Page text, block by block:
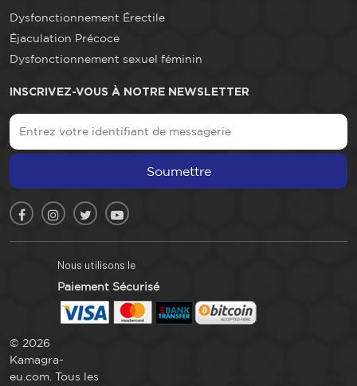
Dysfonctionnement Érectile
Éjaculation Précoce
Dysfonctionnement sexuel féminin
INSCRIVEZ-VOUS À NOTRE NEWSLETTER
Soumettre
Nous utilisons le
Paiement Sécurisé
© 2026
Kamagra-
eu.com. Tous les